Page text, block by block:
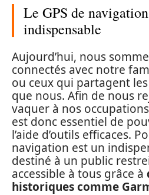
Le GPS de
indispensable
Aujourd’hui, nous
connectés avec notre
ou ceux qui partagent
que nous. Afin de nous
vaquer à nos
est donc essentiel de
l’aide d’outils efficaces.
navigation est un
destiné à un public
accessible à tous grâce à
historiques comme